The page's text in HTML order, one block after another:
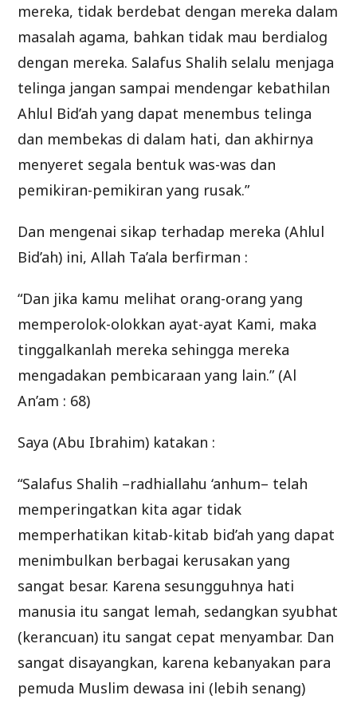
mereka, tidak berdebat dengan mereka dalam
masalah agama, bahkan tidak mau berdialog
dengan mereka. Salafus Shalih selalu menjaga
telinga jangan sampai mendengar kebathilan
Ahlul Bid’ah yang dapat menembus telinga
dan membekas di dalam hati, dan akhirnya
menyeret segala bentuk was-was dan
pemikiran-pemikiran yang rusak.”
Dan mengenai sikap terhadap mereka (Ahlul
Bid’ah) ini, Allah Ta’ala berfirman :
“Dan jika kamu melihat orang-orang yang
memperolok-olokkan ayat-ayat Kami, maka
tinggalkanlah mereka sehingga mereka
mengadakan pembicaraan yang lain.” (Al
An’am : 68)
Saya (Abu Ibrahim) katakan :
“Salafus Shalih –radhiallahu ‘anhum– telah
memperingatkan kita agar tidak
memperhatikan kitab-kitab bid’ah yang dapat
menimbulkan berbagai kerusakan yang
sangat besar. Karena sesungguhnya hati
manusia itu sangat lemah, sedangkan syubhat
(kerancuan) itu sangat cepat menyambar. Dan
sangat disayangkan, karena kebanyakan para
pemuda Muslim dewasa ini (lebih senang)